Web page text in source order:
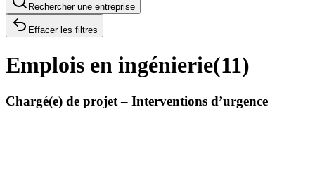
Rechercher une entreprise
Effacer les filtres
Emplois en ingénierie(11)
Chargé(e) de projet – Interventions d’urgence